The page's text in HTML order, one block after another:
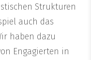
Strukturen
auch das
haben dazu
Engagierten in